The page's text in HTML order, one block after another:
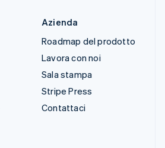
Azienda
Roadmap del prodotto
Lavora con noi
Sala stampa
Stripe Press
Contattaci